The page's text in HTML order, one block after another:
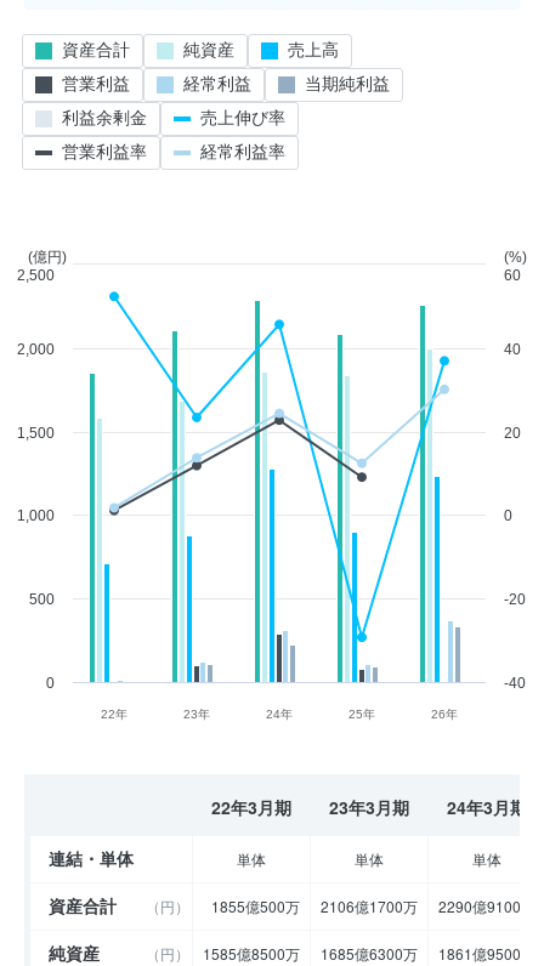
22年 23年 24年 25年 26年
0
500
1,000
1,500
2,000
(億円)
2,500
-40
-20
0
20
40
(%)
60
資産合計 純資産
売上高
営業利益
経常利益
当期純利益
利益余剰金
売上伸び率
営業利益率
経常利益率
22年3月期 23年3月期 24年3月期
連結・単体 単体 単体 単体
資産合計 （円） 1855億500万 2106億1700万 2290億9100万
純資産 （円） 1585億8500万 1685億6300万 1861億9500万